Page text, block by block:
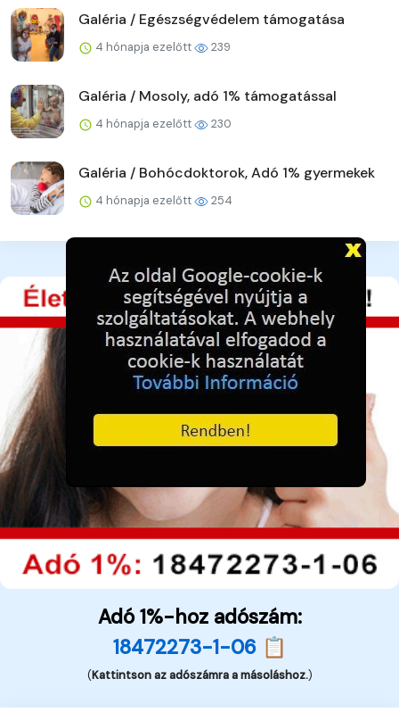
Galéria / Egészségvédelem támogatása
4 hónapja ezelőtt 239
Galéria / Mosoly, adó 1% támogatással
4 hónapja ezelőtt 230
Galéria / Bohócdoktorok, Adó 1% gyermekek
4 hónapja ezelőtt 254
Adó 1%-hoz adószám:
18472273-1-06 📋
(Kattintson az adószámra a másoláshoz.)